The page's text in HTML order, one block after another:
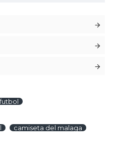
camiseta del malaga